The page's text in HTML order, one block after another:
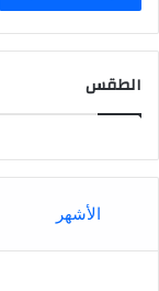
الطقس
الأشهر